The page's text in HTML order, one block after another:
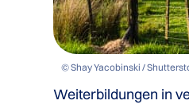
© Shay Yacobinski /
Weiterbildungen in